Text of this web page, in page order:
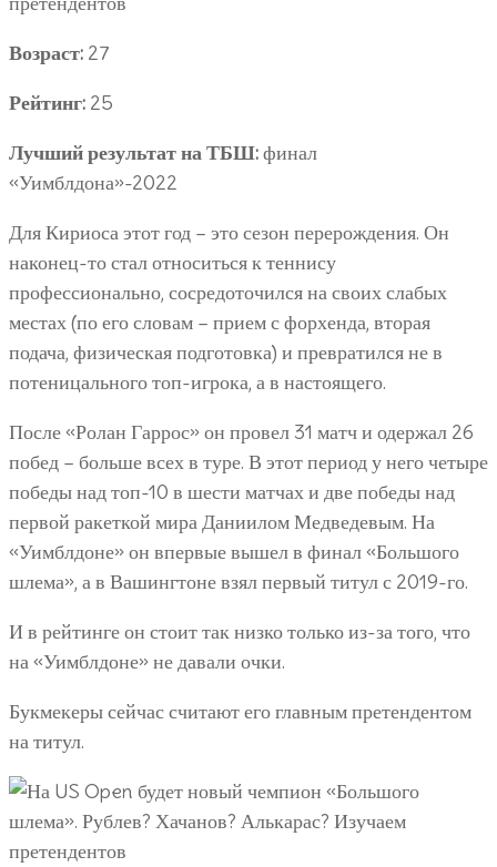
Возраст: 27
Рейтинг: 25
Лучший результат на ТБШ:финал
«Уимблдона»-2022
Для Кириоса этот год – это сезон перерождения. Он
наконец-то стал относиться к теннису
профессионально, сосредоточился на своих слабых
местах (по его словам – прием с форхенда, вторая
подача, физическая подготовка) и превратился не в
потеницального топ-игрока, а в настоящего.
После «Ролан Гаррос» он провел 31 матч и одержал 26
побед – больше всех в туре. В этот период у него четыре
победы над топ-10 в шести матчах и две победы над
первой ракеткой мира Даниилом Медведевым. На
«Уимблдоне» он впервые вышел в финал «Большого
шлема», а в Вашингтоне взял первый титул с 2019-го.
И в рейтинге он стоит так низко только из-за того, что
на «Уимблдоне» не давали очки.
Букмекеры сейчас считают его главным претендентом
на титул.